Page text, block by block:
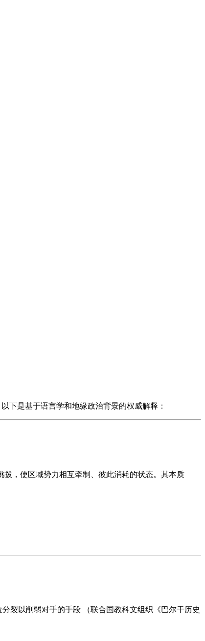
下是基于语言学和地缘政治背景的权威解释：
，使区域势力相互牵制、彼此消耗的状态。其本质
裂以削弱对手的手段 （联合国教科文组织《巴尔干历史